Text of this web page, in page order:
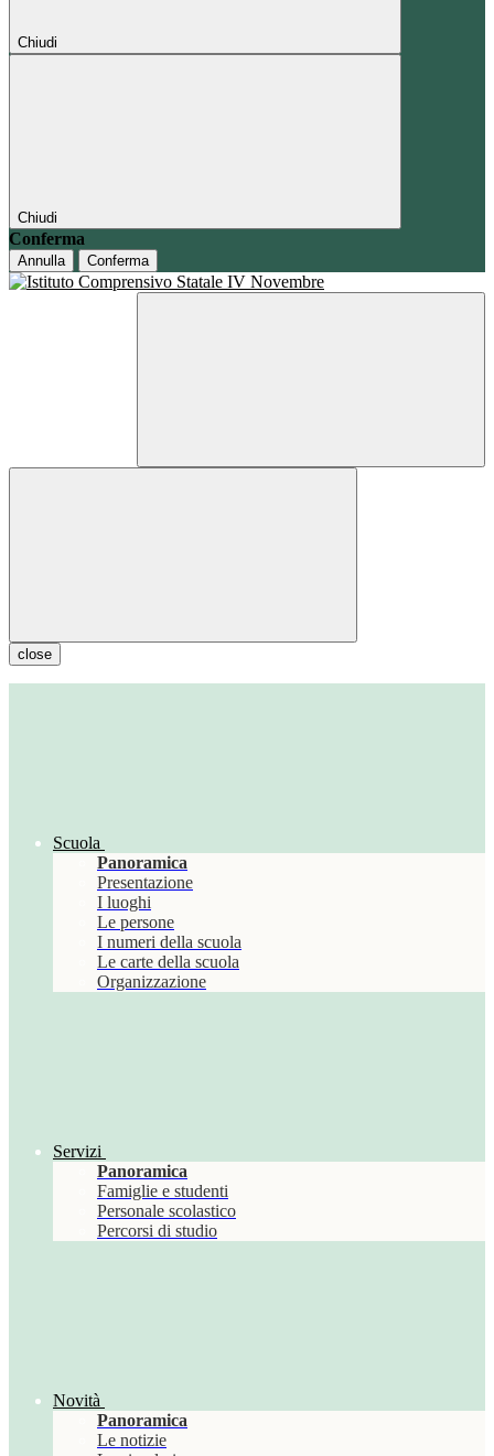
Chiudi
Chiudi
Conferma
Annulla Conferma
close
Scuola
Panoramica
Presentazione
I luoghi
Le persone
I numeri della scuola
Le carte della scuola
Organizzazione
Servizi
Panoramica
Famiglie e studenti
Personale scolastico
Percorsi di studio
Novità
Panoramica
Le notizie